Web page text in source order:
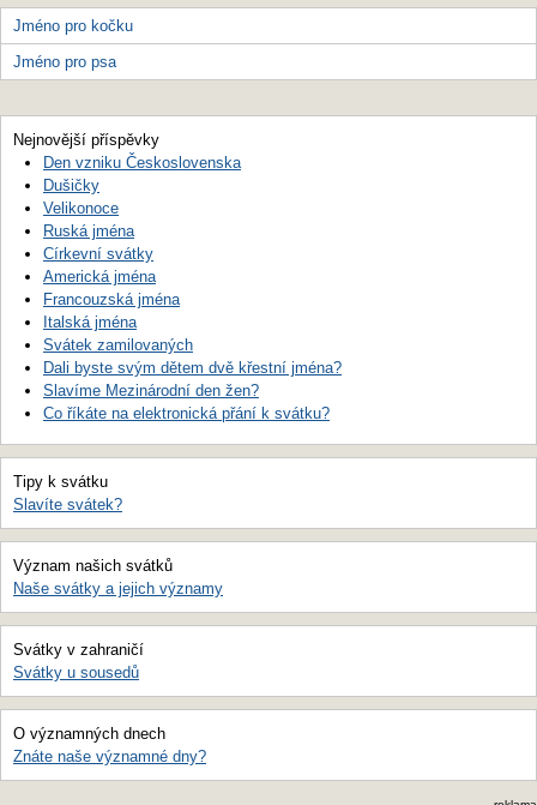
Jméno pro kočku
Jméno pro psa
Nejnovější příspěvky
Den vzniku Československa
Dušičky
Velikonoce
Ruská jména
Církevní svátky
Americká jména
Francouzská jména
Italská jména
Svátek zamilovaných
Dali byste svým dětem dvě křestní jména?
Slavíme Mezinárodní den žen?
Co říkáte na elektronická přání k svátku?
Tipy k svátku
Slavíte svátek?
Význam našich svátků
Naše svátky a jejich významy
Svátky v zahraničí
Svátky u sousedů
O významných dnech
Znáte naše významné dny?